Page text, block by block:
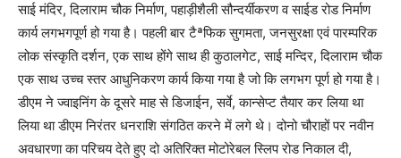
साई मंदिर, दिलाराम चौक निर्माण, पहाड़ीशैली सौन्दर्यीकरण व साईड रोड निर्माण
कार्य लगभगपूर्ण हो गया है। पहली बार टैªफिक सुगमता, जनसुरक्षा एवं पारम्परिक
लोक संस्कृति दर्शन, एक साथ होंगे साथ ही कुठालगेट, साई मन्दिर, दिलाराम चौक
एक साथ उच्च स्तर आधुनिकरण कार्य किया गया है जो कि लगभग पूर्ण हो गया है।
डीएम ने ज्वाइनिंग के दूसरे माह से डिजाईन, सर्वे, कान्सेप्ट तैयार कर लिया था
लिया था डीएम निरंतर धनराशि संगठित करने में लगे थे। दोनो चौराहों पर नवीन
अवधारणा का परिचय देते हुए दो अतिरिक्त मोटोरेबल स्लिप रोड निकाल दी,